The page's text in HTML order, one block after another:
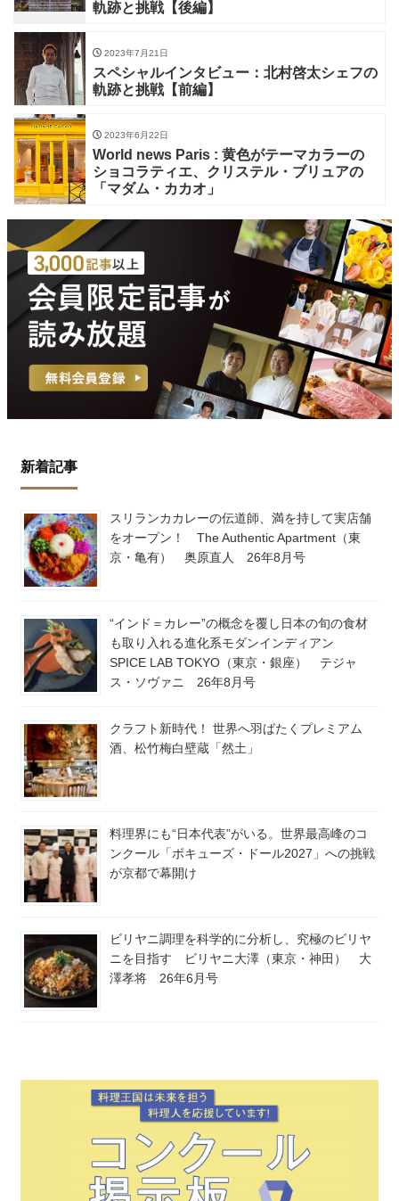
軌跡と挑戦【後編】
2023年7月21日
スペシャルインタビュー：北村啓太シェフの
軌跡と挑戦【前編】
2023年6月22日
World news Paris : 黄色がテーマカラーの
ショコラティエ、クリステル・ブリュアの
「マダム・カカオ」
新着記事
スリランカカレーの伝道師、満を持して実店舗
をオープン！ The Authentic Apartment（東
京・亀有） 奥原直人 26年8月号
“インド＝カレー”の概念を覆し日本の旬の食材
も取り入れる進化系モダンインディアン
SPICE LAB TOKYO（東京・銀座） テジャ
ス・ソヴァニ 26年8月号
クラフト新時代！ 世界へ羽ばたくプレミアム
酒、松竹梅白壁蔵「然土」
料理界にも“日本代表”がいる。世界最高峰のコ
ンクール「ボキューズ・ドール2027」への挑戦
が京都で幕開け
ビリヤニ調理を科学的に分析し、究極のビリヤ
ニを目指す ビリヤニ大澤（東京・神田） 大
澤孝将 26年6月号